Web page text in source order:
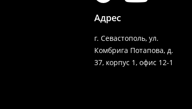
Адрес
г. Севастополь, ул.
Комбрига Потапова, д.
37, корпус 1, офис 12-1